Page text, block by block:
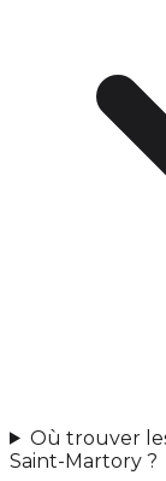
Où trouver
Saint-Martory ?